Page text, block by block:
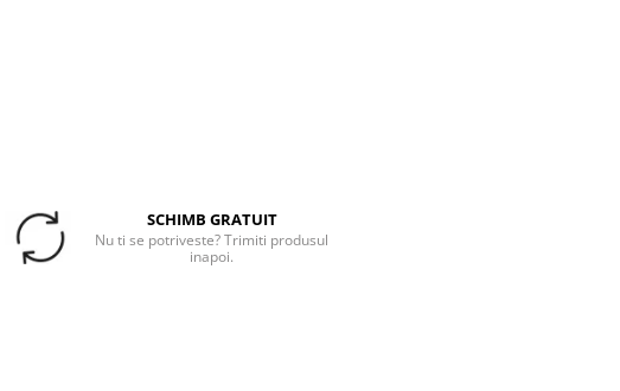
SCHIMB GRATUIT
Nu ti se potriveste? Trimiti produsul
inapoi.